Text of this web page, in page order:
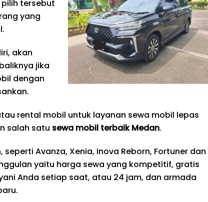
tersebut
yang
akan
jika
dengan
rental mobil untuk layanan sewa mobil lepas
salah satu sewa mobil terbaik Medan.
Avanza, Xenia, Inova Reborn, Fortuner dan
yaitu harga sewa yang kompetitif, gratis
Anda setiap saat, atau 24 jam, dan armada